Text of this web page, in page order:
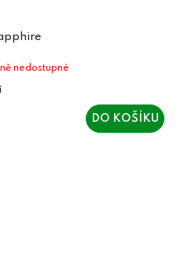
nedostupné
DO KOŠÍKU